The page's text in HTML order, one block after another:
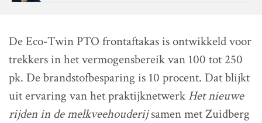
De Eco-Twin PTO frontaftakas is ontwikkeld voor
trekkers in het vermogensbereik van 100 tot 250
pk. De brandstofbesparing is 10 procent. Dat blijkt
uit ervaring van het praktijknetwerk Het nieuwe
rijden in de melkveehouderijsamen met Zuidberg